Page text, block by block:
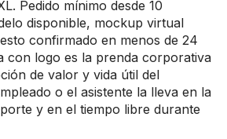
Pedido mínimo desde 10
disponible, mockup virtual
confirmado en menos de 24
con logo es la prenda corporativa
de valor y vida útil del
o el asistente la lleva en la
y en el tiempo libre durante